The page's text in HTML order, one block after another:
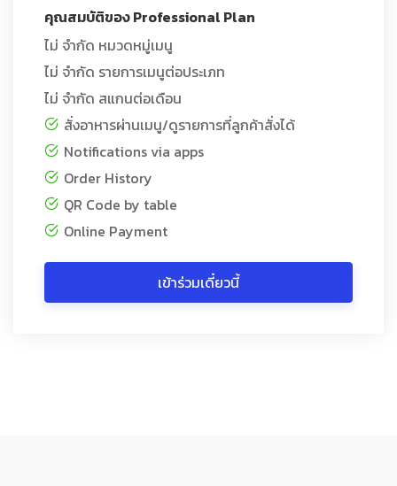
คุณสมบัติของ Professional Plan
ไม่ จำกัด หมวดหมู่เมนู
ไม่ จำกัด รายการเมนูต่อประเภท
ไม่ จำกัด สแกนต่อเดือน
สั่งอาหารผ่านเมนู/ดูรายการที่ลูกค้าสั่งได้
Notifications via apps
Order History
QR Code by table
Online Payment
เข้าร่วมเดี๋ยวนี้